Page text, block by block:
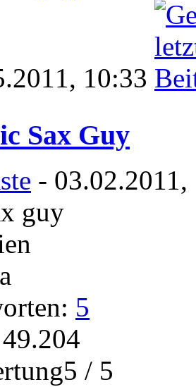
10:33
Sax Guy
-
5
/ 5